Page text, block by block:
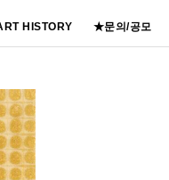
HISTORY ★문의/공모